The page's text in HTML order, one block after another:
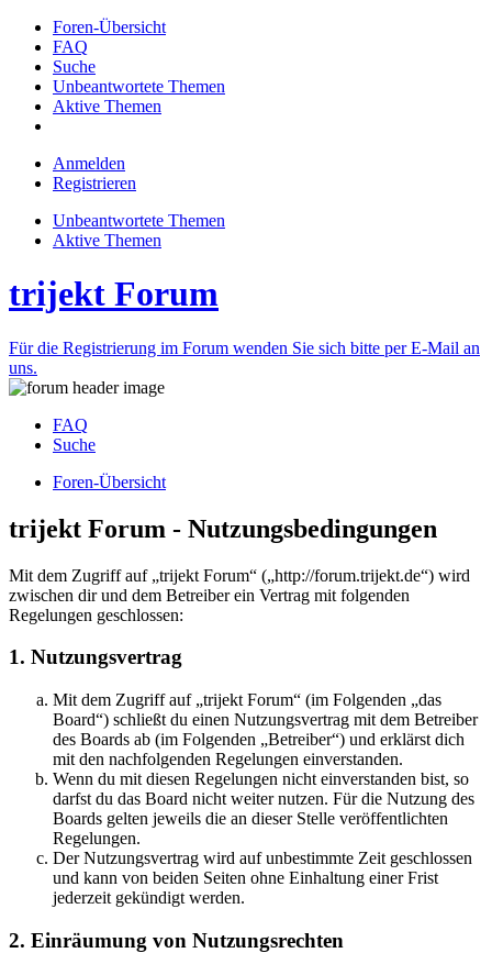
Foren-Übersicht
FAQ
Suche
Unbeantwortete Themen
Aktive Themen
Anmelden
Registrieren
Unbeantwortete Themen
Aktive Themen
trijekt Forum
Für die Registrierung im Forum wenden Sie sich bitte per E-Mail an
uns.
FAQ
Suche
Foren-Übersicht
trijekt Forum - Nutzungsbedingungen
Mit dem Zugriff auf „trijekt Forum“ („http://forum.trijekt.de“) wird
zwischen dir und dem Betreiber ein Vertrag mit folgenden
Regelungen geschlossen:
1. Nutzungsvertrag
Mit dem Zugriff auf „trijekt Forum“ (im Folgenden „das
Board“) schließt du einen Nutzungsvertrag mit dem Betreiber
des Boards ab (im Folgenden „Betreiber“) und erklärst dich
mit den nachfolgenden Regelungen einverstanden.
Wenn du mit diesen Regelungen nicht einverstanden bist, so
darfst du das Board nicht weiter nutzen. Für die Nutzung des
Boards gelten jeweils die an dieser Stelle veröffentlichten
Regelungen.
Der Nutzungsvertrag wird auf unbestimmte Zeit geschlossen
und kann von beiden Seiten ohne Einhaltung einer Frist
jederzeit gekündigt werden.
2. Einräumung von Nutzungsrechten